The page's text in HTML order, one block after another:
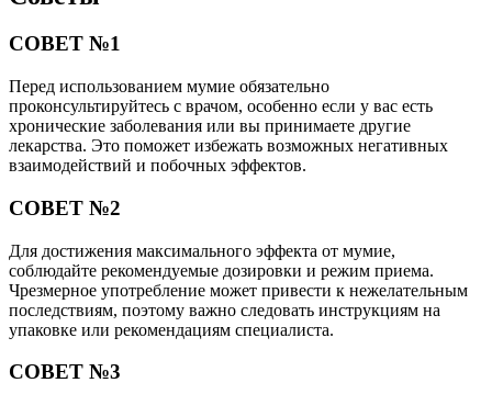
СОВЕТ №1
Перед использованием мумие обязательно
проконсультируйтесь с врачом, особенно если у вас есть
хронические заболевания или вы принимаете другие
лекарства. Это поможет избежать возможных негативных
взаимодействий и побочных эффектов.
СОВЕТ №2
Для достижения максимального эффекта от мумие,
соблюдайте рекомендуемые дозировки и режим приема.
Чрезмерное употребление может привести к нежелательным
последствиям, поэтому важно следовать инструкциям на
упаковке или рекомендациям специалиста.
СОВЕТ №3